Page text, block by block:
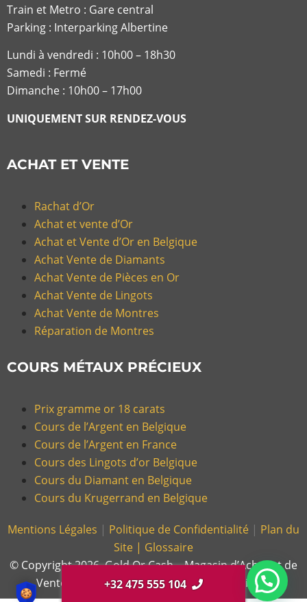
+32 475 555 104
Train et Metro : Gare central
Parking : Interparking Albertine
Lundi à vendredi : 10h00 – 18h30
Samedi : Fermé
Dimanche : 10h00 – 17h00
UNIQUEMENT SUR RENDEZ-VOUS
ACHAT ET VENTE
Rachat d’Or
Achat et vente d’Or
Achat et Vente d’Or en Belgique
Achat Vente de Diamants
Achat Vente de Pièces en Or
Achat Vente de Lingots
Achat Vente de Montres
Réparation de Montres
COURS MÉTAUX PRÉCIEUX
Prix gramme or 18 carats
Cours de l’Argent en Belgique
Cours de l’Argent en France
Cours des Lingots d’or Belgique
Cours du Diamant en Belgique
Cours du Krugerrand en Belgique
Mentions Légales | Politique de Confidentialité | Plan du
Site | Glossaire
© Copyright 2026, Gold Or Cash – Magasin d’Achat et de
Vente d’Or et Bijoux en France et en Belgique.